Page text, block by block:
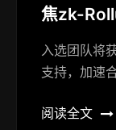
焦zk-
入选团队将
支持，加速
阅读全文